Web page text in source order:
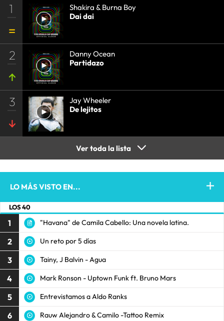
1
Shakira & Burna Boy
Dai dai
2
Danny Ocean
Partidazo
3
Jay Wheeler
De lejitos
Ver toda la lista
LO MÁS VISTO EN...
LOS 40
1 "Havana" de Camila Cabello: Una novela latina.
2 Un reto por 5 días
3 Tainy, J Balvin - Agua
4 Mark Ronson - Uptown Funk ft. Bruno Mars
5 Entrevistamos a Aldo Ranks
6 Rauw Alejandro & Camilo -Tattoo Remix